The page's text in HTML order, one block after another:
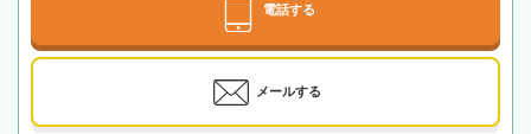
電話する
メールする